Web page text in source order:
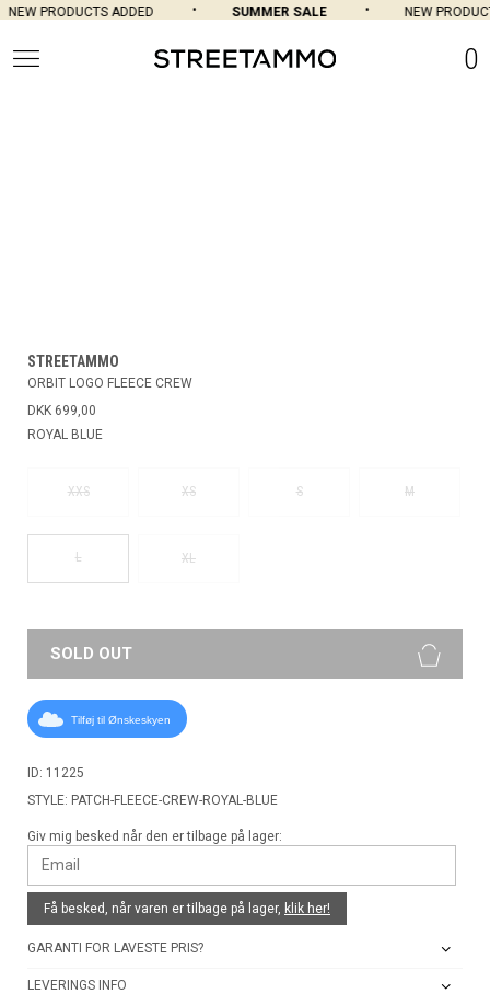
NEW PRODUCTS ADDED SUMMER SALE NEW
0
STREETAMMO
ORBIT LOGO FLEECE CREW
DKK 699,00
ROYAL BLUE
XXS XS S M
L XL
SOLD OUT
Tilføj til Ønskeskyen
ID: 11225
STYLE: PATCH-FLEECE-CREW-ROYAL-BLUE
Giv mig besked når den er tilbage på lager:
Få besked, når varen er tilbage på lager, klik her!
GARANTI FOR LAVESTE PRIS?
LEVERINGS INFO